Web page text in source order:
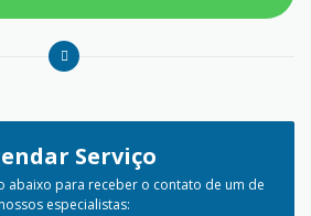
Serviço
abaixo para receber o contato de um de
nossos especialistas: